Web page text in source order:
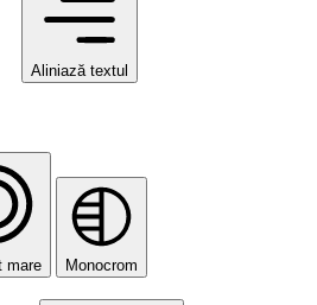
Aliniază textul
mare Monocrom